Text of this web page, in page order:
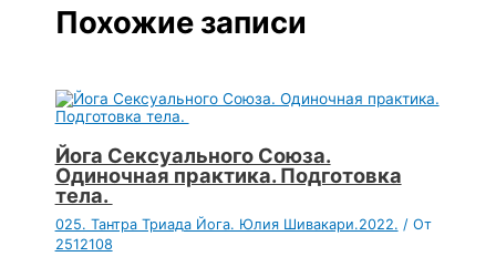
Похожие записи
Йога Сексуального Союза.
Одиночная практика. Подготовка
тела.
025. Тантра Триада Йога. Юлия Шивакари.2022. / От
2512108